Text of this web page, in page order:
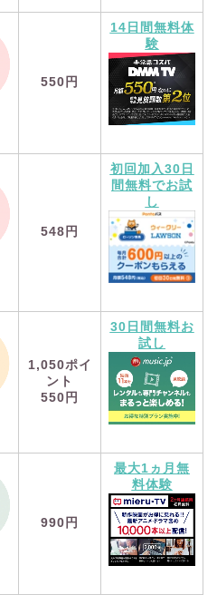
550円
14日間無料体
験
548円
初回加入30日
間無料でお試
し
1,050ポイ
ント
550円
30日間無料お
試し
990円
最大1ヵ月無
料体験